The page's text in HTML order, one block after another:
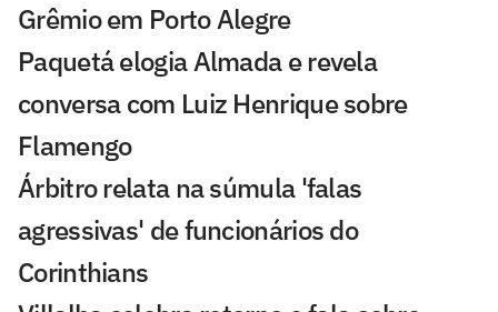
Grêmio em Porto Alegre
Paquetá elogia Almada e revela
conversa com Luiz Henrique sobre
Flamengo
Árbitro relata na súmula 'falas
agressivas' de funcionários do
Corinthians